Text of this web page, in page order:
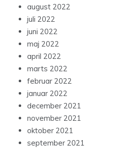
august 2022
juli 2022
juni 2022
maj 2022
april 2022
marts 2022
februar 2022
januar 2022
december 2021
november 2021
oktober 2021
september 2021